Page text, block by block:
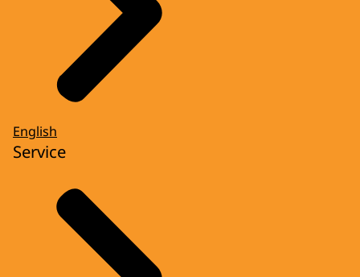
English
Service